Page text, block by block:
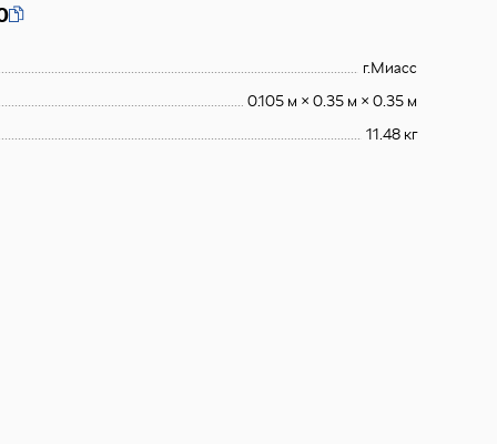
г.Миасс
0.105 м × 0.35 м × 0.35 м
11.48 кг